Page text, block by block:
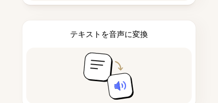
テキストを音声に変換